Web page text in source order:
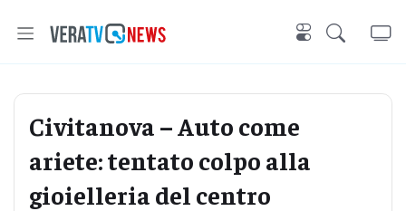
Civitanova – Auto come
ariete: tentato colpo alla
gioielleria del centro